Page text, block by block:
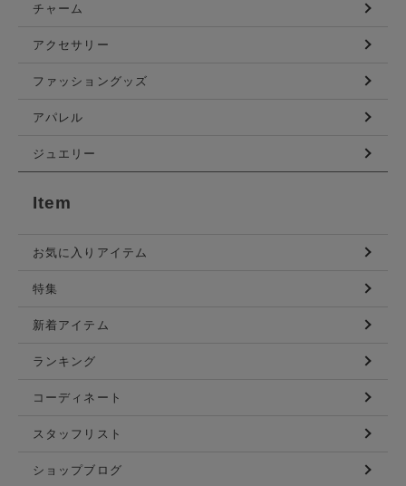
チャーム
アクセサリー
ファッショングッズ
アパレル
ジュエリー
Item
お気に入りアイテム
特集
新着アイテム
ランキング
コーディネート
スタッフリスト
ショップブログ